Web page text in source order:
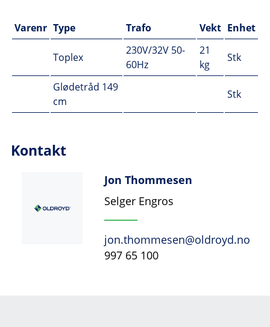
Varenr Type Trafo Vekt Enhet
Toplex
230V/32V 50-
60Hz
21
kg
Stk
Glødetråd 149
cm
Stk
Kontakt
Jon Thommesen
Selger Engros
jon.thommesen@oldroyd.no
997 65 100